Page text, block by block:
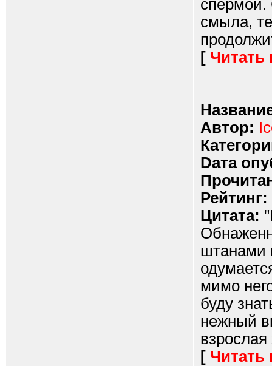
спермой.
смыла,
[ Читать
Автор:
Dата
Рейтинг:
Цитата:
штанами
мимо
буду
нежный
[ Читать